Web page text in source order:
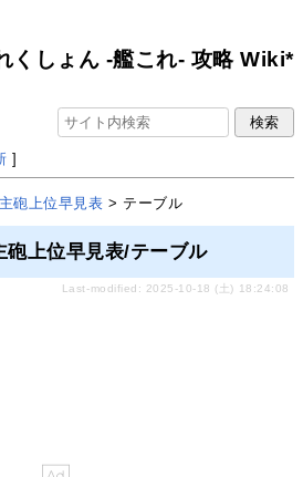
くしょん -艦これ- 攻略 Wiki*
]
砲上位早見表 > テーブル
砲上位早見表/テーブル
Last-modified: 2025-10-18 (土) 18:24:08